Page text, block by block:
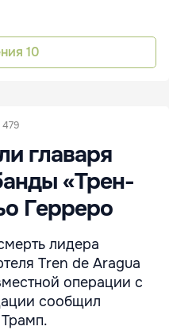
10
479
главаря
«Трен-
Герреро
лидера
Tren de Aragua
операции с
сообщил